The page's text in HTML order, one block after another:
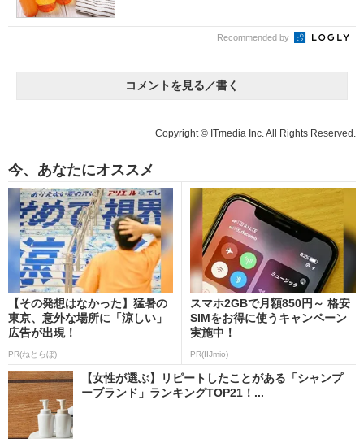
Recommended by
コメントを見る／書く
Copyright © ITmedia Inc. All Rights Reserved.
今、あなたにオススメ
【その発想はなかった】猛暑の
東京、意外な場所に「涼しい」
広告が出現！
PR(ねとらぼ)
スマホ2GBで月額850円～ 格安
SIMをお得に使うキャンペーン
実施中！
PR(IIJmio)
【女性が選ぶ】リピートしたことがある「シャンプ
ーブランド」ランキングTOP21！...